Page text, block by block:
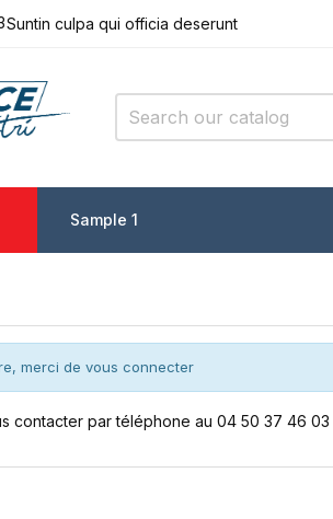
Suntin culpa qui officia deserunt
Suntin culpa qui officia deserunt
Seddo eiusmod tempor incididunt
Sample 1
merci de vous connecter
contacter par téléphone au 04 50 37 46